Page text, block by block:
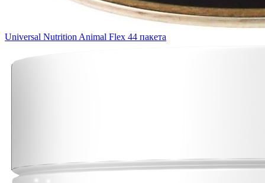
Universal Nutrition Animal Flex 44 пакета